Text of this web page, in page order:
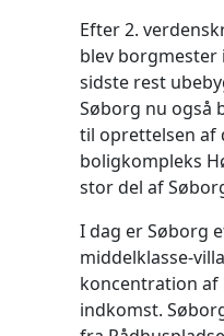
Efter 2.
blev borgmester
sidste rest
Søborg nu også
til oprettelsen af
boligkompleks
stor del af
I dag er Søborg
middelklasse-
koncentration af
indkomst.